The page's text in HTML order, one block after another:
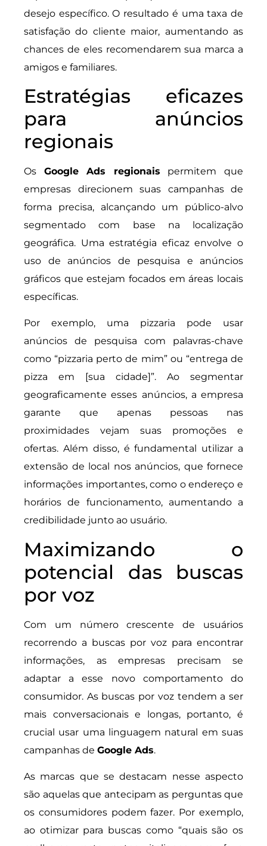
desejo específico. O resultado é uma taxa de
satisfação do cliente maior, aumentando as
chances de eles recomendarem sua marca a
amigos e familiares.
Estratégias eficazes
para anúncios
regionais
Os Google Ads regionais permitem que
empresas direcionem suas campanhas de
forma precisa, alcançando um público-alvo
segmentado com base na localização
geográfica. Uma estratégia eficaz envolve o
uso de anúncios de pesquisa e anúncios
gráficos que estejam focados em áreas locais
específicas.
Por exemplo, uma pizzaria pode usar
anúncios de pesquisa com palavras-chave
como “pizzaria perto de mim” ou “entrega de
pizza em [sua cidade]”. Ao segmentar
geograficamente esses anúncios, a empresa
garante que apenas pessoas nas
proximidades vejam suas promoções e
ofertas. Além disso, é fundamental utilizar a
extensão de local nos anúncios, que fornece
informações importantes, como o endereço e
horários de funcionamento, aumentando a
credibilidade junto ao usuário.
Maximizando o
potencial das buscas
por voz
Com um número crescente de usuários
recorrendo a buscas por voz para encontrar
informações, as empresas precisam se
adaptar a esse novo comportamento do
consumidor. As buscas por voz tendem a ser
mais conversacionais e longas, portanto, é
crucial usar uma linguagem natural em suas
campanhas de Google Ads.
As marcas que se destacam nesse aspecto
são aquelas que antecipam as perguntas que
os consumidores podem fazer. Por exemplo,
ao otimizar para buscas como “quais são os